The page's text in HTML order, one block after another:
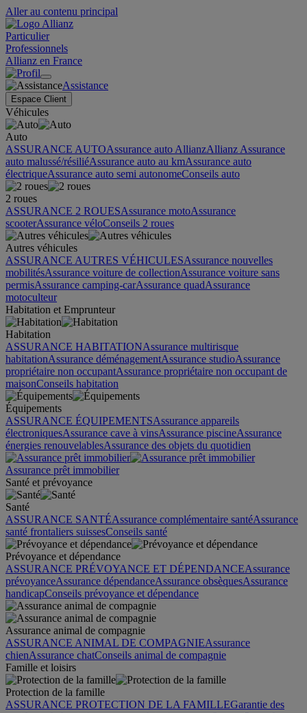
Aller au contenu principal
Particulier
Professionnels
Allianz en France
Assistance
Espace Client
Véhicules
Auto
ASSURANCE AUTOAssurance auto AllianzAllianz Assurance
auto malussé/résiliéAssurance auto au kmAssurance auto
électriqueAssurance auto semi autonomeConseils auto
2 roues
ASSURANCE 2 ROUESAssurance motoAssurance
scooterAssurance véloConseils 2 roues
Autres véhicules
ASSURANCE AUTRES VÉHICULESAssurance nouvelles
mobilitésAssurance voiture de collectionAssurance voiture sans
permisAssurance camping-carAssurance quadAssurance
motoculteur
Habitation et Emprunteur
Habitation
ASSURANCE HABITATIONAssurance multirisque
habitationAssurance déménagementAssurance studioAssurance
propriétaire non occupantAssurance propriétaire non occupant de
maisonConseils habitation
Équipements
ASSURANCE ÉQUIPEMENTSAssurance appareils
électroniquesAssurance cave à vinsAssurance piscineAssurance
énergies renouvelablesAssurance des objets du quotidien
Assurance prêt immobilier
Santé et prévoyance
Santé
ASSURANCE SANTÉAssurance complémentaire santéAssurance
santé frontaliers suissesConseils santé
Prévoyance et dépendance
ASSURANCE PRÉVOYANCE ET DÉPENDANCEAssurance
prévoyanceAssurance dépendanceAssurance obsèquesAssurance
handicapConseils prévoyance et dépendance
Assurance animal de compagnie
ASSURANCE ANIMAL DE COMPAGNIEAssurance
chienAssurance chatConseils animal de compagnie
Famille et loisirs
Protection de la famille
ASSURANCE PROTECTION DE LA FAMILLEGarantie des